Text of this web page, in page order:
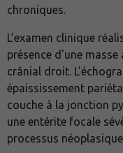
chroniques.
L’examen clinique
présence d’une
crânial droit.
épaississement
couche à la jonction
une entérite focale
processus